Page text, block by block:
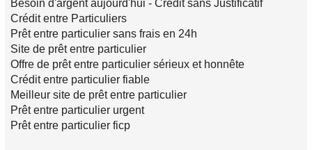
Besoin d'argent aujourd'hui - Credit sans Justificatif
Crédit entre Particuliers
Prêt entre particulier sans frais en 24h
Site de prêt entre particulier
Offre de prêt entre particulier sérieux et honnête
Crédit entre particulier fiable
Meilleur site de prêt entre particulier
Prêt entre particulier urgent
Prêt entre particulier ficp